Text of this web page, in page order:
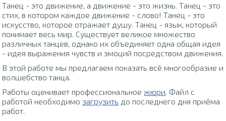
Танец - это движение, а движение - это жизнь. Танец - это
стих, в котором каждое движение - слово! Танец - это
искусство, которое отражает душу. Танец - язык, который
понимает весь мир. Существует великое множество
различных танцев, однако их объединяет одна общая идея
- идея выражения чувств и эмоций посредством движения.
В этой работе мы предлагаем показать всё многообразие и
волшебство танца.
Работы оценивает профессиональное жюри. Файл с
работой необходимо загрузить до последнего дня приёма
работ.